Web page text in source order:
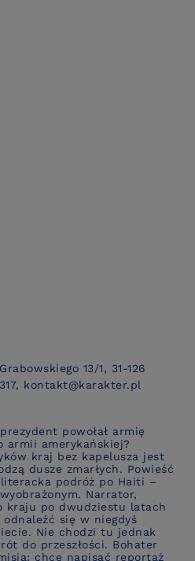
13/1, 31-126
kontakt@karakter.pl
powołał armię
armii amerykańskiej?
kraj bez kapelusza jest
dusze zmarłych. Powieść
literacka podróż po Haiti –
Narrator,
kraju po dwudziestu latach
się w niegdyś
Nie chodzi tu jednak
do przeszłości. Bohater
chce napisać reportaż